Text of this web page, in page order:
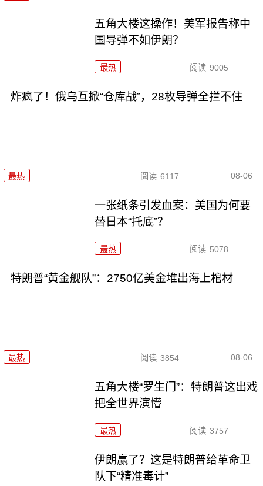
五角大楼这操作！美军报告称中
国导弹不如伊朗？
最热 阅读 9005
炸疯了！俄乌互掀“仓库战”，28枚导弹全拦不住
最热 阅读 6117 08-06
一张纸条引发血案：美国为何要
替日本“托底”？
最热 阅读 5078
特朗普“黄金舰队”：2750亿美金堆出海上棺材
最热 阅读 3854 08-06
五角大楼“罗生门”：特朗普这出戏
把全世界演懵
最热 阅读 3757
伊朗赢了？这是特朗普给革命卫
队下“精准毒计”